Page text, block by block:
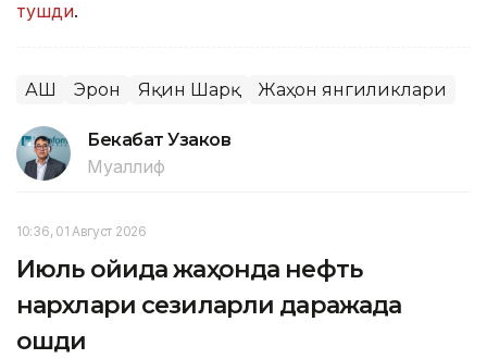
тушди.
АҚШ Эрон Яқин Шарқ Жаҳон янгиликлари
Бекабат Узаков
Муаллиф
10:36, 01 Август 2026
Июль ойида жаҳонда нефть
нархлари сезиларли даражада
ошди